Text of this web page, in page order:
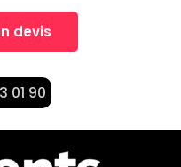
devis
01 90